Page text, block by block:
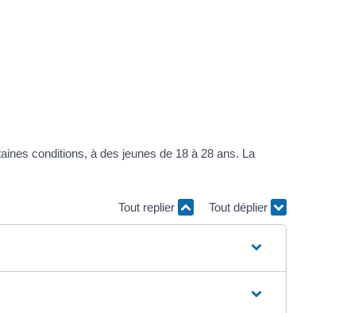
conditions, à des jeunes de 18 à 28 ans. La
Tout replier Tout déplier